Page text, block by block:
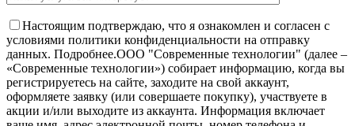
Настоящим подтверждаю, что я ознакомлен и согласен с
условиями политики конфиденциальности на отправку
данных. Подробнее.OOO "Современные технологии" (далее –
«Современные технологии») собирает информацию, когда вы
регистрируетесь на сайте, заходите на свой аккаунт,
оформляете заявку (или совершаете покупку), участвуете в
акции и/или выходите из аккаунта. Информация включает